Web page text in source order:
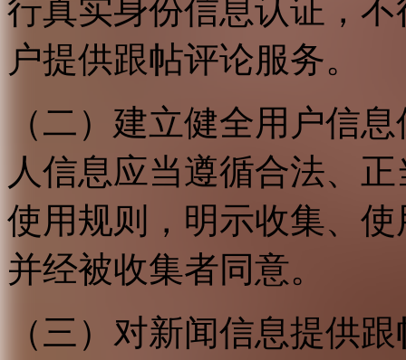
行真实身份信息认证，
户提供跟帖评论服务。
（二）建立健全用户信
人信息应当遵循合法、
使用规则，明示收集、
并经被收集者同意。
（三）对新闻信息提供